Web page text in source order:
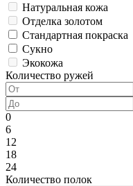
Натуральная кожа
Отделка золотом
Стандартная покраска
Сукно
Экокожа
Количество ружей
0
6
12
18
24
Количество полок